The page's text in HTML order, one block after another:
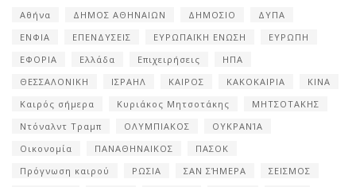
Αθήνα
ΔΗΜΟΣ ΑΘΗΝΑΙΩΝ ΔΗΜΟΣΙΟ
ΔΥΠΑ
ΕΝΦΙΑ
ΕΠΕΝΔΥΣΕΙΣ ΕΥΡΩΠΑΪΚΗ ΕΝΩΣΗ
ΕΥΡΩΠΗ
ΕΦΟΡΙΑ
Ελλάδα Επιχειρήσεις
ΗΠΑ
ΘΕΣΣΑΛΟΝΙΚΗ
ΙΣΡΑΗΛ ΚΑΙΡΟΣ ΚΑΚΟΚΑΙΡΙΑ
ΚΙΝΑ
Καιρός σήμερα
Κυριάκος Μητσοτάκης
ΜΗΤΣΟΤΑΚΗΣ
Ντόναλντ Τραμπ
ΟΛΥΜΠΙΑΚΟΣ
ΟΥΚΡΑΝΊΑ
Οικονομία
ΠΑΝΑΘΗΝΑΙΚΟΣ
ΠΑΣΟΚ
Πρόγνωση καιρού
ΡΩΣΙΑ ΣΑΝ ΣΉΜΕΡΑ
ΣΕΙΣΜΟΣ